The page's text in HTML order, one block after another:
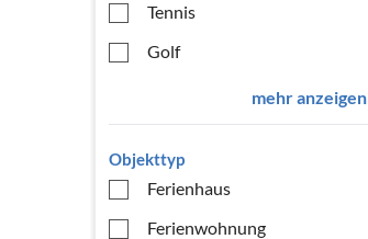
Tennis
Golf
mehr anzeigen
Objekttyp
Ferienhaus
Ferienwohnung